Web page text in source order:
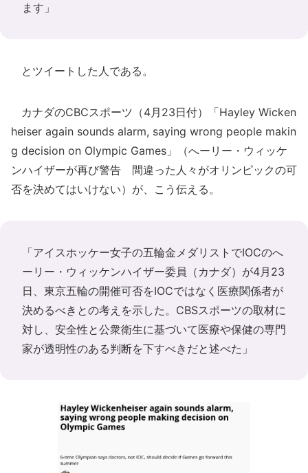
ます」
とツイートした人である。
カナダのCBCスポーツ（4月23日付）「Hayley Wicken
heiser again sounds alarm, saying wrong people makin
g decision on Olympic Games」（へーリー・ウィッケ
ンハイザーが再び警告 間違った人々がオリンピックの可
否を決めてはいけない）が、こう伝える。
「アイスホッケー女子の五輪金メダリストでIOCのへ
ーリー・ウィッケンハイザー委員（カナダ）が4月23
日、東京五輪の開催可否をIOCではなく医療関係者が
決めるべきとの考えを示した。CBSスポーツの取材に
対し、安全性と公衆衛生に基づいて医療や保健の専門
家が透明性のある判断を下すべきだと述べた」